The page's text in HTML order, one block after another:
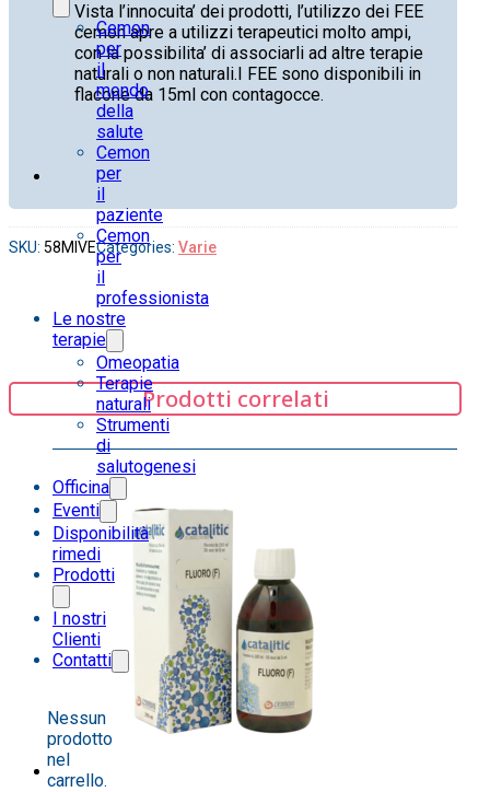
Cemon
per
il
mondo
della
salute
Cemon
per
il
paziente
Cemon
per
il
professionista
Le nostre
terapie
Omeopatia
Terapie
naturali
Strumenti
di
salutogenesi
Officina
Eventi
Disponibilità
rimedi
Prodotti
I nostri
Clienti
Contatti
Nessun
prodotto
nel
carrello.
Vista l’innocuita’ dei prodotti, l’utilizzo dei FEE
cemon apre a utilizzi terapeutici molto ampi,
con la possibilita’ di associarli ad altre terapie
naturali o non naturali.I FEE sono disponibili in
flacone da 15ml con contagocce.
SKU: 58MIVECategories: Varie
Prodotti correlati